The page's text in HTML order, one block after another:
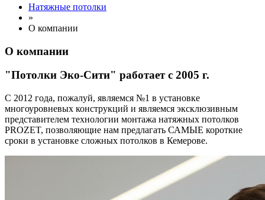
Натяжные потолки
»
О компании
О компании
"Потолки Эко-Сити" работает с 2005 г.
C 2012 года, пожалуй, являемся №1 в установке
многоуровневых конструкций и являемся эксклюзивным
представителем технологии монтажа натяжных потолков
PROZET, позволяющие нам предлагать САМЫЕ короткие
сроки в установке сложных потолков в Кемерове.